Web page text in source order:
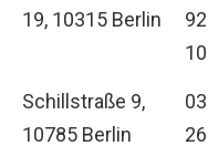
19, 10315 Berlin
Schillstraße 9,
10785 Berlin